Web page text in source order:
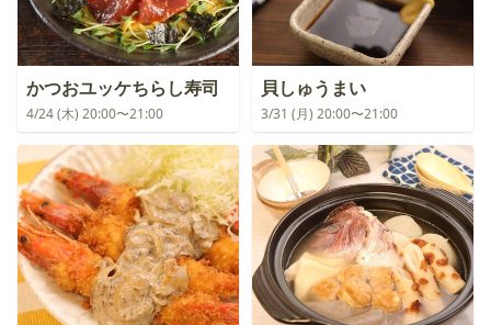
かつおユッケちらし寿司
4/24 (木) 20:00〜21:00
貝しゅうまい
3/31 (月) 20:00〜21:00